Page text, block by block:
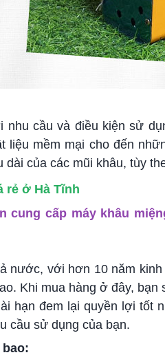
nhu cầu và điều kiện sử
liệu mềm mại cho đến
của các mũi khâu, tùy
rẻ ở Hà Tĩnh
cung cấp máy khâu
nước, với hơn 10 năm
Khi mua hàng ở đây,
hạn đem lại quyền lợi tốt
cầu sử dụng của bạn.